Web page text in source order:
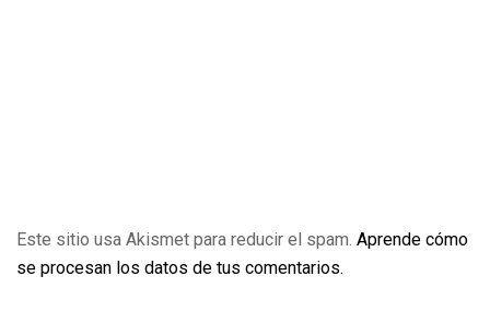
Este sitio usa Akismet para reducir el spam. Aprende cómo
se procesan los datos de tus comentarios.